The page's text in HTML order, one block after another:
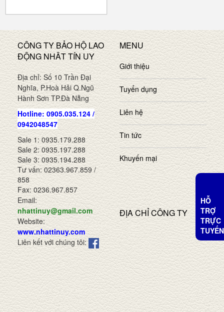
CÔNG TY BẢO HỘ LAO
ĐỘNG NHÂT TÍN UY
Địa chỉ: Số 10 Trần Đại
Nghĩa, P.Hoà Hải Q.Ngũ
Hành Sơn TP.Đà Nẵng
Hotline: 0905.035.124 /
0942048547
Sale 1: 0935.179.288
Sale 2: 0935.197.288
Sale 3: 0935.194.288
Tư vấn: 02363.967.859 /
858
Fax: 0236.967.857
Email:
nhattinuy@gmail.com
Website:
www.nhattinuy.com
Liên kết với chúng tôi:
MENU
Giới thiệu
Tuyển dụng
Liên hệ
Tin tức
Khuyến mại
ĐỊA CHỈ CÔNG TY
HỖ
TRỢ
TRỰC
TUYẾN